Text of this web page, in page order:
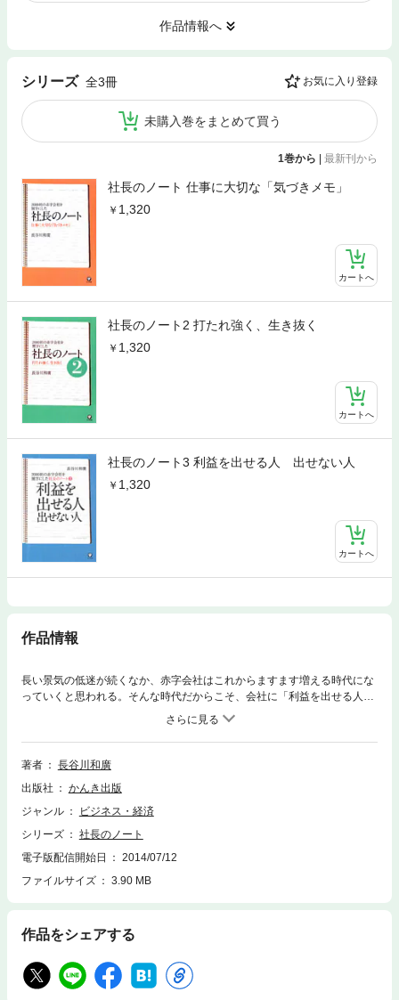
作品情報へ
シリーズ 全3冊 お気に入り登録
未購入巻をまとめて買う
1巻から | 最新刊から
社長のノート 仕事に大切な「気づきメモ」
1,320
カートへ
社長のノート2 打たれ強く、生き抜く
1,320
カートへ
社長のノート3 利益を出せる人 出せない人
1,320
カートへ
作品情報
長い景気の低迷が続くなか、赤字会社はこれからますます増える時代にな
っていくと思われる。そんな時代だからこそ、会社に「利益を出せる人」
がどれだけ多くいるか、が勝負になってくる。では「利益を出せる人」と
はどんな人か?営業職や商品開発の人が上げてくる目に見える売上だけで
はなく、総務や経理、営業事務の人など各管理部門の社員も含めたすべて
の社員が「利益を出せる人」にならなくてはならない。これまでの『社長
出す社員になるには?」に重点を置いた内容。社長や管理職だけでなく、
若いビジネスパーソンまで幅広く読んでほしい一冊。
著者
長谷川和廣
出版社
かんき出版
ジャンル
ビジネス・経済
シリーズ
社長のノート
電子版配信開始日
2014/07/12
ファイルサイズ
3.90 MB
作品をシェアする